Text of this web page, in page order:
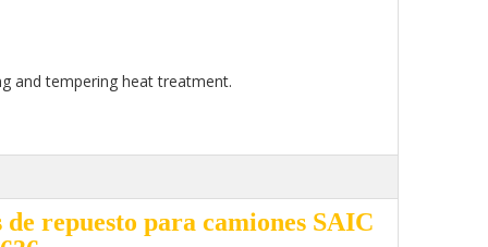
and tempering heat treatment.
repuesto para camiones SAIC